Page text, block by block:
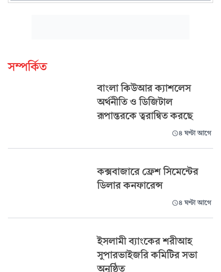
সম্পর্কিত
বাংলা কিউআর ক্যাশলেস
অর্থনীতি ও ডিজিটাল
রূপান্তরকে ত্বরান্বিত করছে
৪ ঘণ্টা আগে
কক্সবাজারে ফ্রেশ সিমেন্টের
ডিলার কনফারেন্স
৪ ঘণ্টা আগে
ইসলামী ব্যাংকের শরীআহ
সুপারভাইজরি কমিটির সভা
অনুষ্ঠিত